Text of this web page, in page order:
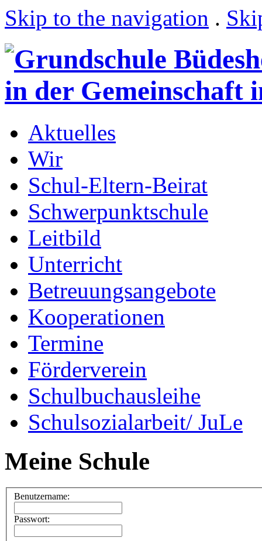
Skip to the navigation .
Aktuelles
Wir
Schul-Eltern-Beirat
Schwerpunktschule
Leitbild
Unterricht
Betreuungsangebote
Kooperationen
Termine
Förderverein
Schulbuchausleihe
Schulsozialarbeit/ JuLe
Meine Schule
Benutzername:
Passwort: